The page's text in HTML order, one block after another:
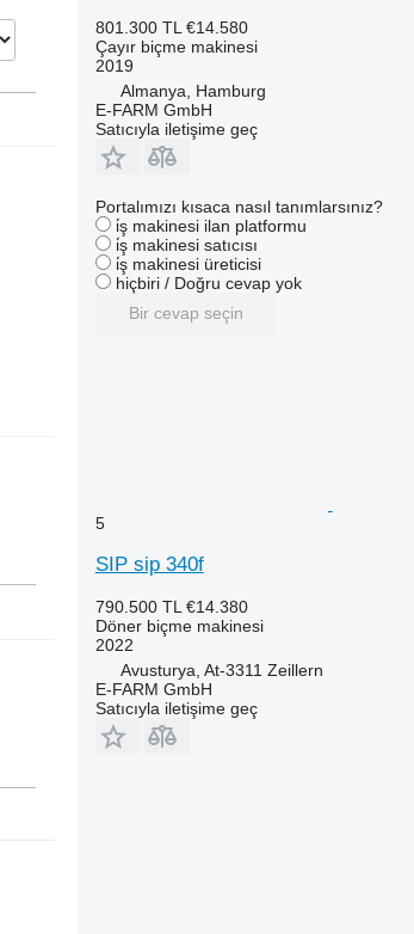
801.300 TL €14.580
Çayır biçme makinesi
2019
Almanya, Hamburg
E-FARM GmbH
Satıcıyla iletişime geç
Portalımızı kısaca nasıl tanımlarsınız?
i̇ş makinesi ilan platformu
i̇ş makinesi satıcısı
i̇ş makinesi üreticisi
hiçbiri / Doğru cevap yok
Bir cevap seçin
5
SIP sip 340f
790.500 TL €14.380
Döner biçme makinesi
2022
Avusturya, At-3311 Zeillern
E-FARM GmbH
Satıcıyla iletişime geç